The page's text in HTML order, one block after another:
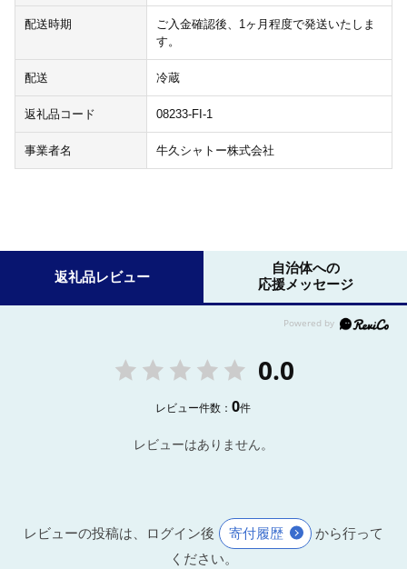
配送時期
ご入金確認後、1ヶ月程度で発送いたしま
す。
配送 冷蔵
返礼品コード 08233-FI-1
事業者名 牛久シャトー株式会社
返礼品レビュー
自治体への
応援メッセージ
0.0
レビュー件数：0件
レビューはありません。
レビューの投稿は、ログイン後 寄付履歴
から行って
ください。